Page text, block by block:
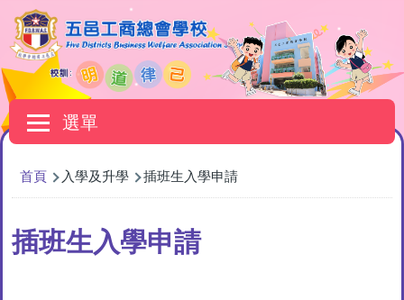
移至主內容
選單
Main
navigation
導
航
連
結
首頁 入學及升學 插班生入學申請
插班生入學申請